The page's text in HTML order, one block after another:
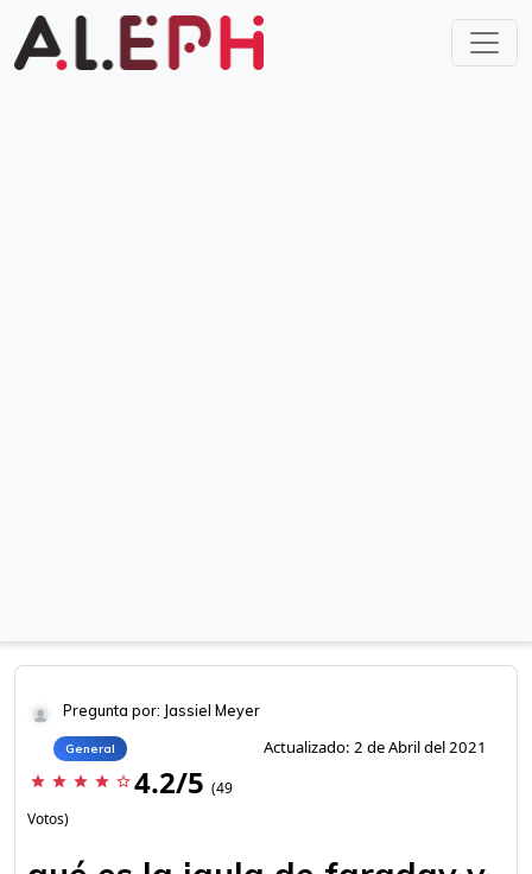
Pregunta por: Jassiel Meyer
General Actualizado: 2 de Abril del 2021
star star star star star_border 4.2/5 (49
Votos)